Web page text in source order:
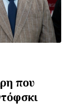
που